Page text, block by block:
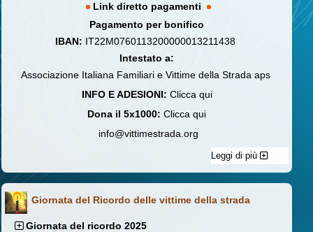
Link diretto pagamenti
Pagamento per bonifico
IBAN: IT22M0760113200000013211438
Intestato a:
Associazione Italiana Familiari e Vittime della Strada aps
INFO E ADESIONI: Clicca qui
Dona il 5x1000: Clicca qui
info@vittimestrada.org
Leggi di più
Giornata del Ricordo delle vittime della strada
Giornata del ricordo 2025